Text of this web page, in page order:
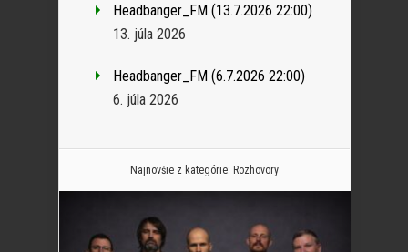
Headbanger_FM (13.7.2026 22:00)
13. júla 2026
Headbanger_FM (6.7.2026 22:00)
6. júla 2026
Najnovšie z kategórie: Rozhovory